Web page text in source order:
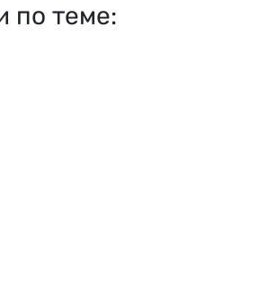
по теме: